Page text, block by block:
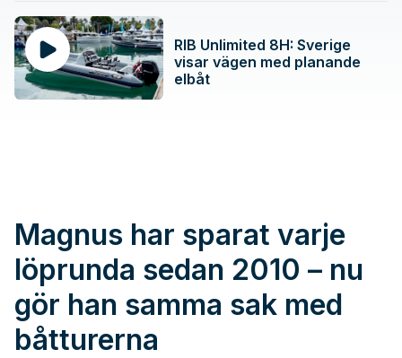
RIB Unlimited 8H: Sverige
visar vägen med planande
elbåt
Magnus har sparat varje
löprunda sedan 2010 – nu
gör han samma sak med
båtturerna